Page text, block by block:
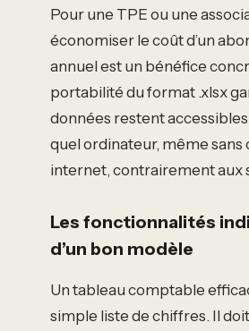
Pour une TPE ou une
économiser le coût d’un
annuel est un bénéfice
portabilité du format .xlsx
données restent
quel ordinateur, même sans
internet, contrairement aux
Les fonctionnalités
d’un bon modèle
Un tableau comptable
simple liste de chiffres. Il